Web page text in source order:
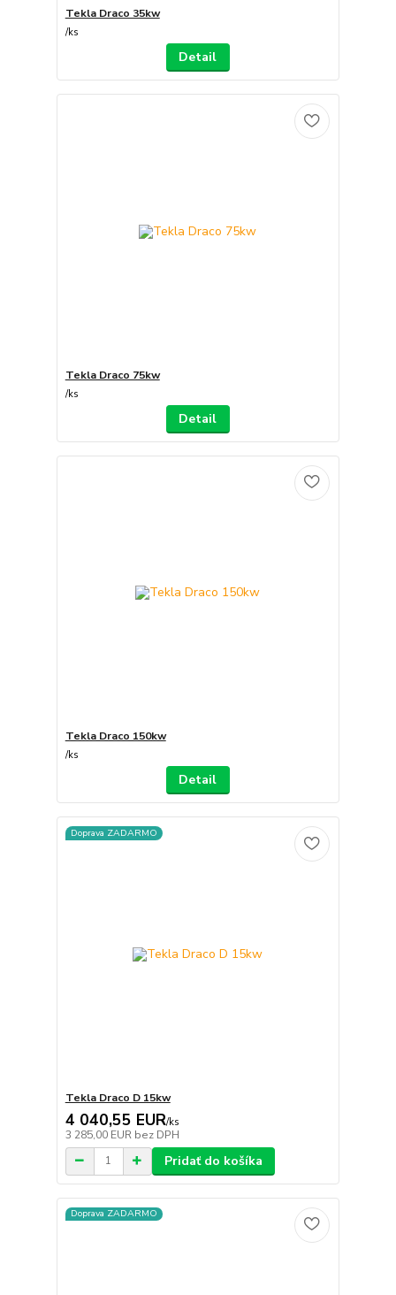
Tekla Draco 35kw
/ks
Detail
Tekla Draco 75kw
/ks
Detail
Tekla Draco 150kw
/ks
Detail
Doprava ZADARMO
Tekla Draco D 15kw
4 040,55 EUR/ks
3 285,00 EUR bez DPH
Pridať do košíka
Doprava ZADARMO